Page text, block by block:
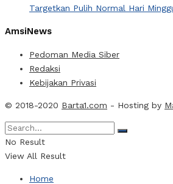
Targetkan Pulih Normal Hari
AmsiNews
Pedoman Media Siber
Redaksi
Kebijakan Privasi
© 2018-2020 Barta1.com - Hosting by
No Result
View All Result
Home